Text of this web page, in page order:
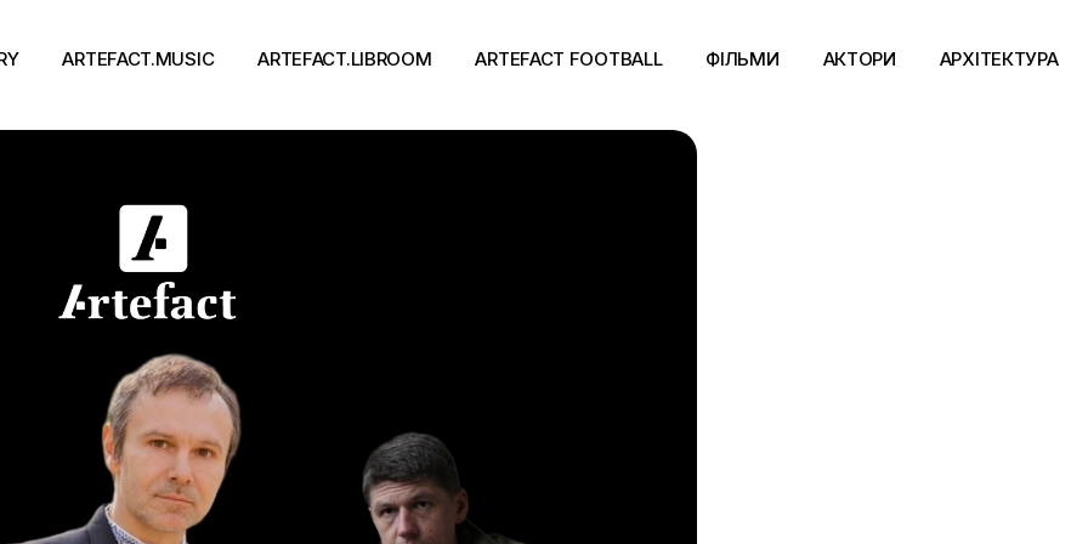
ARTEFACT.MUSIC
Концерти
ARTEFACT.LIBROOM ARTEFACT FOOTBALL ФІЛЬМИ АКТОРИ АРХІТЕКТУРА